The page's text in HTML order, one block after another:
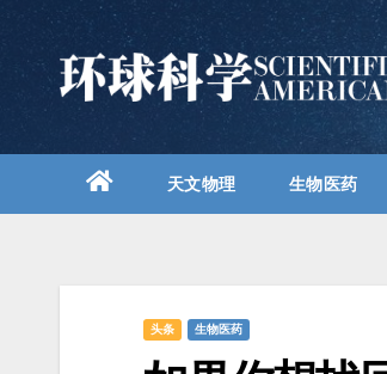
天文物理 生物医药
头条 生物医药